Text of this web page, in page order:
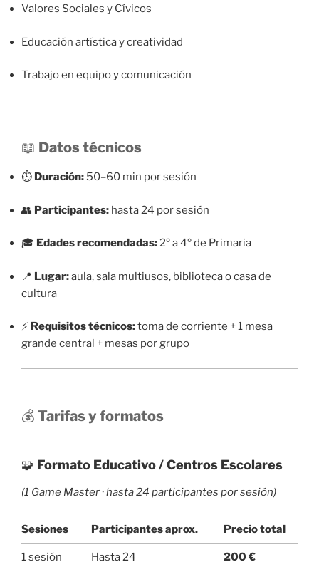
Valores Sociales y Cívicos
Educación artística y creatividad
Trabajo en equipo y comunicación
📖 Datos técnicos
⏱️ Duración: 50–60 min por sesión
👥 Participantes: hasta 24 por sesión
🎓 Edades recomendadas:2º a 4º de Primaria
📍 Lugar:aula, sala multiusos, biblioteca o casa de
cultura
⚡ Requisitos técnicos:toma de corriente + 1 mesa
grande central + mesas por grupo
💰 Tarifas y formatos
🧩 Formato Educativo / Centros Escolares
(1 Game Master · hasta 24 participantes por sesión)
Sesiones Participantes aprox. Precio total
1 sesión Hasta 24 200 €